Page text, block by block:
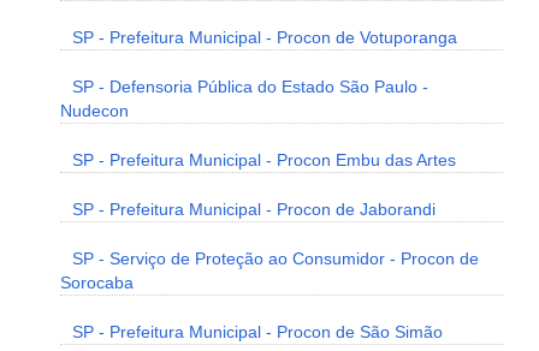
SP - Prefeitura Municipal - Procon de Votuporanga
SP - Defensoria Pública do Estado São Paulo -
Nudecon
SP - Prefeitura Municipal - Procon Embu das Artes
SP - Prefeitura Municipal - Procon de Jaborandi
SP - Serviço de Proteção ao Consumidor - Procon de
Sorocaba
SP - Prefeitura Municipal - Procon de São Simão